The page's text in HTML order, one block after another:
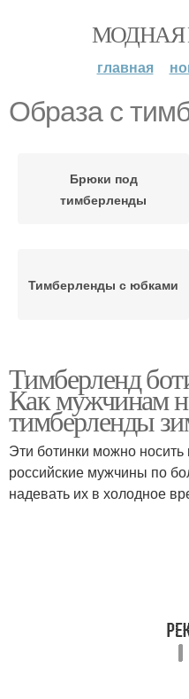
МОДНАЯ
главная
Образа с
Брюки под
тимберленды
Тимберленды с юбками
Тимберленды в ярких и
Луки с тимберлендами
Тимберленд
Как мужчинам
тимберленды
Эти ботинки можно носить
российские мужчины по
надевать их в холодное